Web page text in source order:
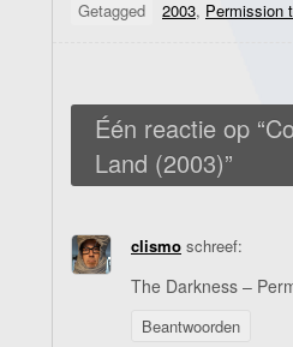
Getagged 2003, Permission
Één reactie op “
Land (2003)”
clismo schreef:
The Darkness –
Beantwoorden